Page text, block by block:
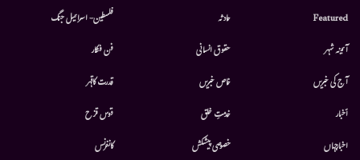
Featured
آئینہ شہر
آج کی خبریں
أخبار
اخبارجہاں
حادثہ
حقوق انسانی
خاص خبریں
خدمتِ خلق
خصوصی پیشکش
فلسطین- اسرائیل جنگ
فن فنکار
قدرت کاقہر
قوس قزح
کانفرنس